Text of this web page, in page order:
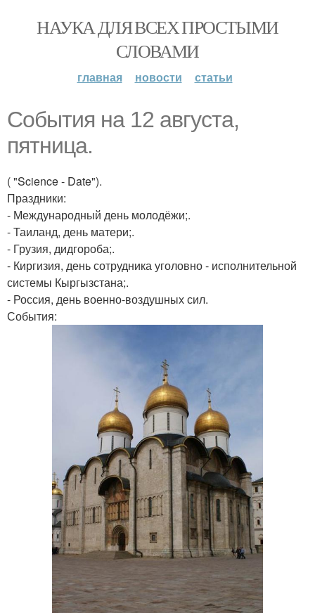
НАУКА ДЛЯ ВСЕХ ПРОСТЫМИ
СЛОВАМИ
главная новости статьи
События на 12 августа,
пятница.
( "Science - Date").
Праздники:
- Международный день молодёжи;.
- Таиланд, день матери;.
- Грузия, дидгороба;.
- Киргизия, день сотрудника уголовно - исполнительной
системы Кыргызстана;.
- Россия, день военно-воздушных сил.
События: